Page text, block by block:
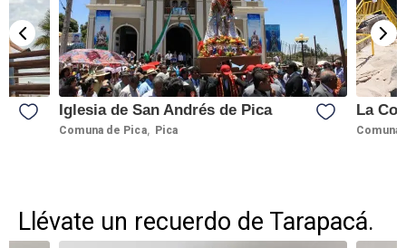
Iglesia de San Andrés de Pica
Comuna de Pica, Pica
La
Comuna
Llévate un recuerdo de Tarapacá.